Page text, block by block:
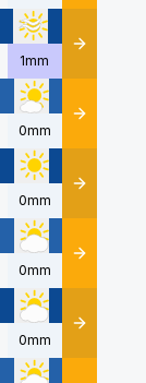
1mm Détails
0mm Détails
0mm Détails
0mm Détails
0mm Détails